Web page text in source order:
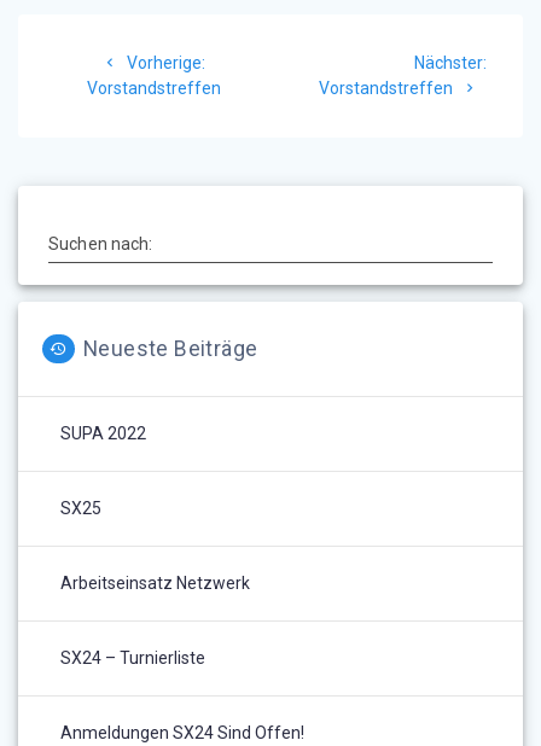
Vorherige:
Beitrag:
Vorstandstreffen
Nächster:
Vorstandstreffen
Suchen nach:
Neueste Beiträge
SUPA 2022
SX25
Arbeitseinsatz Netzwerk
SX24 – Turnierliste
Anmeldungen SX24 Sind Offen!